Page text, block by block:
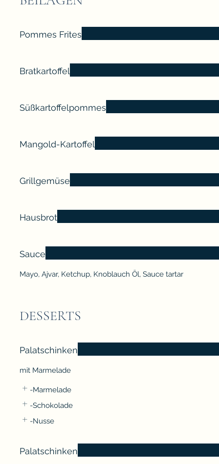
Pommes Frites
Bratkartoffel
Süßkartoffelpommes
Mangold-Kartoffel
Grillgemüse
Hausbrot
Sauce
Mayo, Ajvar, Ketchup, Knoblauch Öl, Sauce tartar
DESSERTS
Palatschinken
mit Marmelade
-Marmelade
-Schokolade
-Nusse
Palatschinken